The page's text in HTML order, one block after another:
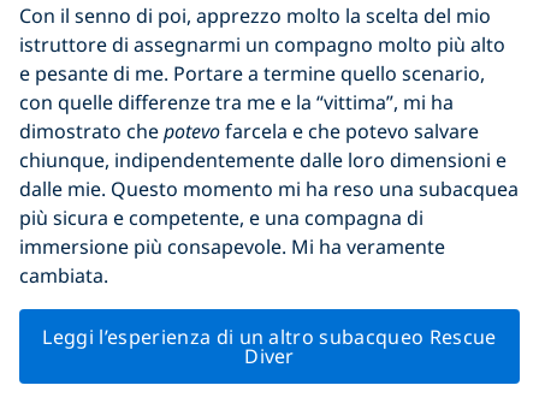
Con il senno di poi, apprezzo molto la scelta del mio
istruttore di assegnarmi un compagno molto più alto
e pesante di me. Portare a termine quello scenario,
con quelle differenze tra me e la “vittima”, mi ha
dimostrato chepotevofarcela e che potevo salvare
chiunque, indipendentemente dalle loro dimensioni e
dalle mie. Questo momento mi ha reso una subacquea
più sicura e competente, e una compagna di
immersione più consapevole. Mi ha veramente
cambiata.
Leggi l’esperienza di un altro subacqueo Rescue
Diver